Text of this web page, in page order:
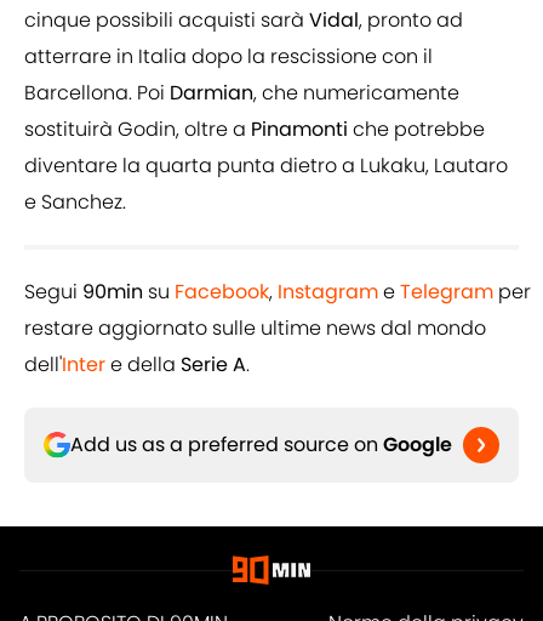
cinque possibili acquisti sarà Vidal, pronto ad
atterrare in Italia dopo la rescissione con il
Barcellona. Poi Darmian, che numericamente
sostituirà Godin, oltre a Pinamonti che potrebbe
diventare la quarta punta dietro a Lukaku, Lautaro
e Sanchez.
Segui 90min su Facebook, InstagrameTelegram per
restare aggiornato sulle ultime news dal mondo
dell'Intere della Serie A.
Add us as a preferred source on Google